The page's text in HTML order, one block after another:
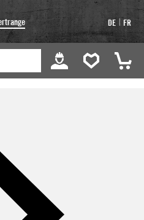
DE | FR